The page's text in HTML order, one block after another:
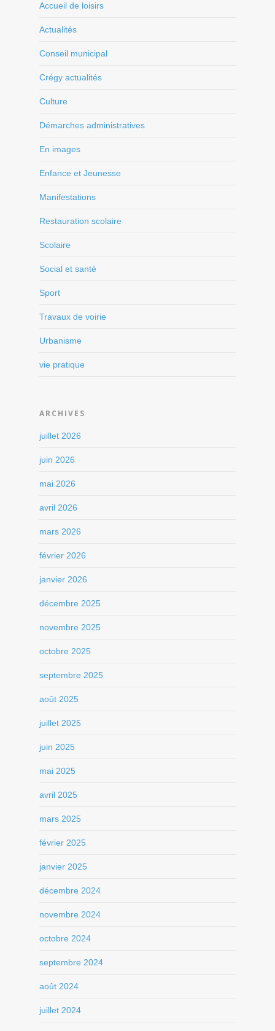
Accueil de loisirs
Actualités
Conseil municipal
Crégy actualités
Culture
Démarches administratives
En images
Enfance et Jeunesse
Manifestations
Restauration scolaire
Scolaire
Social et santé
Sport
Travaux de voirie
Urbanisme
vie pratique
ARCHIVES
juillet 2026
juin 2026
mai 2026
avril 2026
mars 2026
février 2026
janvier 2026
décembre 2025
novembre 2025
octobre 2025
septembre 2025
août 2025
juillet 2025
juin 2025
mai 2025
avril 2025
mars 2025
février 2025
janvier 2025
décembre 2024
novembre 2024
octobre 2024
septembre 2024
août 2024
juillet 2024